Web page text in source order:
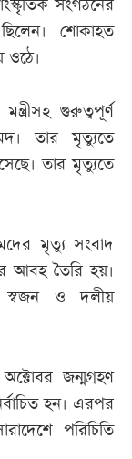
সংগঠনের
শোকাহত
ওঠে।
গুরুত্বপূর্ণ
তার মৃত্যুতে
তার মৃত্যুতে
মৃত্যু সংবাদ
আবহ তৈরি হয়।
স্বজন ও দলীয়
জন্মগ্রহণ
হন। এরপর
পরিচিতি